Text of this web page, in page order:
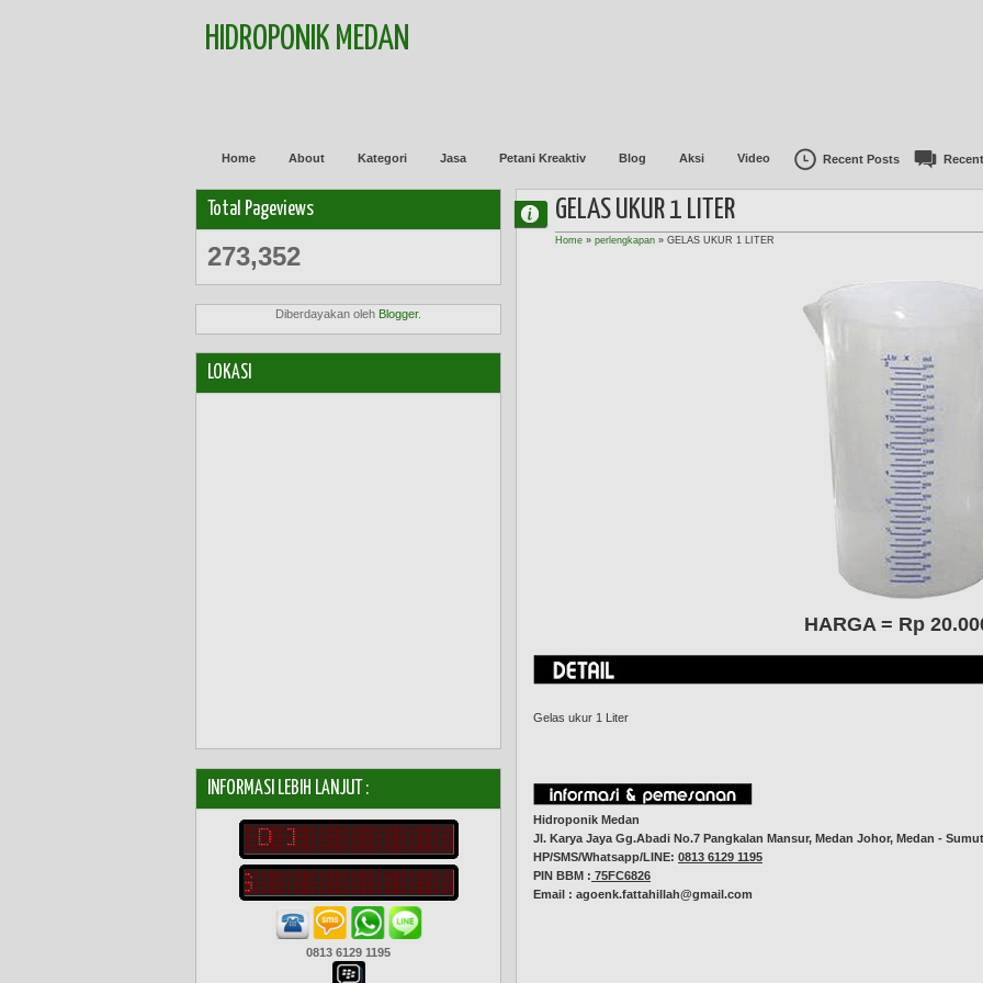
HIDROPONIK MEDAN
Home About Kategori Jasa Petani Kreaktiv Blog Aksi Video Recent Posts
GELAS UKUR 1 LITER
Home » perlengkapan » GELAS UKUR 1 LITER
HARGA = Rp
Gelas ukur 1 Liter
Hidroponik Medan
Jl. Karya Jaya Gg.Abadi No.7 Pangkalan Mansur, Medan Johor, Medan - Sumut
HP/SMS/Whatsapp/LINE: 0813 6129 1195
PIN BBM : 75FC6826
Email : agoenk.fattahillah@gmail.com
Total Pageviews
273,352
Diberdayakan oleh Blogger.
LOKASI
INFORMASI LEBIH LANJUT :
0813 6129 1195